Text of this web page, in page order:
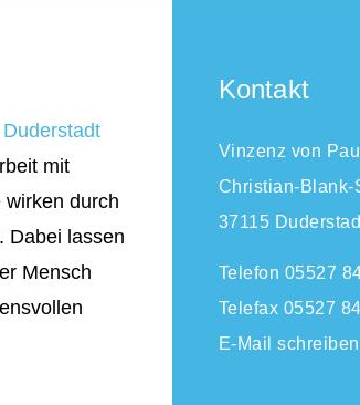
mit
durch
Dabei lassen
Mensch
Kontakt
Vinzenz von
Christian-Blank-
37115
Telefon 05527
Telefax 05527
E-Mail schreiben